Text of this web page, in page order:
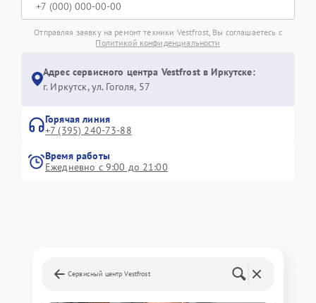
Отправляя заявку на ремонт техники Vestfrost, Вы соглашаетесь с
Политикой конфиденциальности
Адрес сервисного центра Vestfrost в Иркутске:
г. Иркутск, ул. ​Гоголя, 57
Горячая линия
+7 (395) 240-73-88
Время работы
Ежедневно с 9:00 до 21:00
Сервисный центр Vestfrost